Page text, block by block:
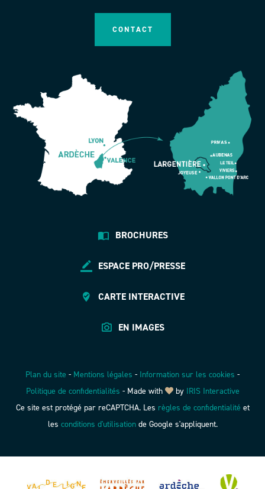
CONTACT
BROCHURES
ESPACE PRO/PRESSE
CARTE INTERACTIVE
EN IMAGES
Plan du site - Mentions légales - Information sur les cookies -
Politique de confidentialités -Made with by IRIS Interactive
Ce site est protégé par reCAPTCHA. Les règles de confidentialité et
les conditions d'utilisationde Google s'appliquent.